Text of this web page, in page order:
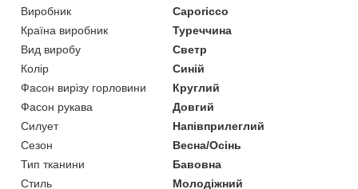
Виробник
Caporicco
Країна виробник
Туреччина
Вид виробу
Светр
Колір
Синій
Фасон вирізу горловини
Круглий
Фасон рукава
Довгий
Силует
Напівприлеглий
Сезон
Весна/Осінь
Тип тканини
Бавовна
Стиль
Молодіжний